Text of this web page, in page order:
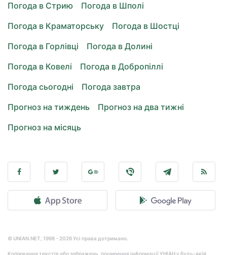
Погода в Стрию
Погода в Шполі
Погода в Краматорську
Погода в Шостці
Погода в Горлівці
Погода в Долині
Погода в Ковелі
Погода в Добропіллі
Погода сьогодні
Погода завтра
Прогноз на тиждень
Прогноз на два тижні
Прогноз на місяць
© UNIAN.NET, 1998 - 2026 Усі права дотримано.
Копіювання текстів або зображень, поширення інформації УНІАН у будь-якій